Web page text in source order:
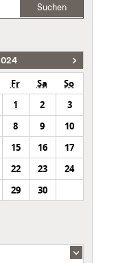
Suchen
Fr Sa
So
1
2
3
8 9
10
15 16
17
22 23
24
29 30